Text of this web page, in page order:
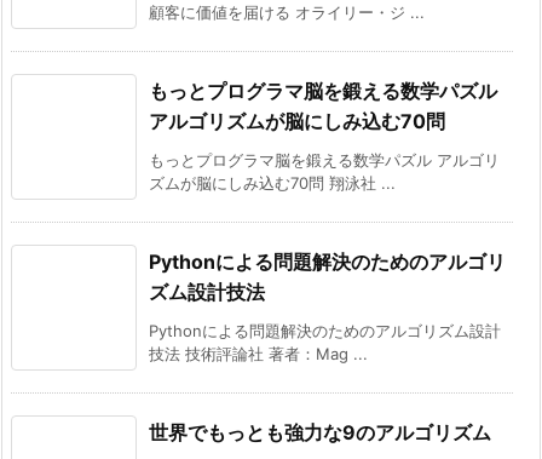
顧客に価値を届ける オライリー・ジ ...
もっとプログラマ脳を鍛える数学パズル
アルゴリズムが脳にしみ込む70問
もっとプログラマ脳を鍛える数学パズル アルゴリ
ズムが脳にしみ込む70問 翔泳社 ...
Pythonによる問題解決のためのアルゴリ
ズム設計技法
Pythonによる問題解決のためのアルゴリズム設計
技法 技術評論社 著者：Mag ...
世界でもっとも強力な9のアルゴリズム